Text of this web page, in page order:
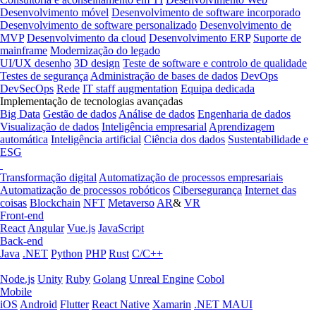
Desenvolvimento móvel Desenvolvimento de software incorporado
Desenvolvimento de software personalizado Desenvolvimento de
MVP Desenvolvimento da cloud Desenvolvimento ERP Suporte de
mainframe Modernização do legado
UI/UX desenho 3D design Teste de software e controlo de qualidade
Testes de segurança Administração de bases de dados DevOps
DevSecOps Rede IT staff augmentation Equipa dedicada
Implementação de tecnologias avançadas
Big Data Gestão de dados Análise de dados Engenharia de dados
Visualização de dados Inteligência empresarial Aprendizagem
automática Inteligência artificial Ciência dos dados Sustentabilidade e
ESG
Transformação digital Automatização de processos empresariais
Automatização de processos robóticos Cibersegurança Internet das
coisas Blockchain NFT Metaverso AR& VR
Front-end
React Angular Vue.js JavaScript
Back-end
Java .NET Python PHP Rust C/C++
Node.js Unity Ruby Golang Unreal Engine Cobol
Mobile
iOS Android Flutter React Native Xamarin .NET MAUI